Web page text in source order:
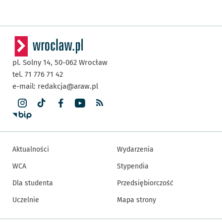
pl. Solny 14, 50-062 Wrocław
tel. 71 776 71 42
e-mail: redakcja@araw.pl
Aktualności
WCA
Dla studenta
Uczelnie
Wydarzenia
Stypendia
Przedsiębiorczość
Mapa strony